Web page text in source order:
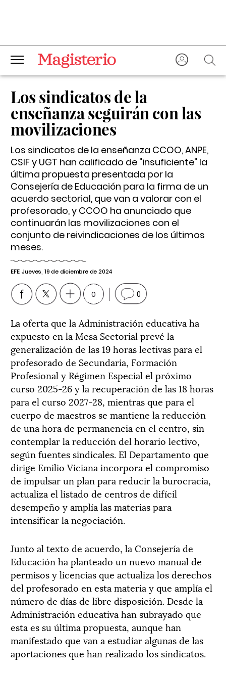
Los sindicatos de la
enseñanza seguirán con las
movilizaciones
Los sindicatos de la enseñanza CCOO, ANPE,
CSIF y UGT han calificado de "insuficiente" la
última propuesta presentada por la
Consejería de Educación para la firma de un
acuerdo sectorial, que van a valorar con el
profesorado, y CCOO ha anunciado que
continuarán las movilizaciones con el
conjunto de reivindicaciones de los últimos
meses.
EFE Jueves, 19 de diciembre de 2024
0 0
La oferta que la Administración educativa ha
expuesto en la Mesa Sectorial prevé la
generalización de las 19 horas lectivas para el
profesorado de Secundaria, Formación
Profesional y Régimen Especial el próximo
curso 2025-26 y la recuperación de las 18 horas
para el curso 2027-28, mientras que para el
cuerpo de maestros se mantiene la reducción
de una hora de permanencia en el centro, sin
contemplar la reducción del horario lectivo,
según fuentes sindicales. El Departamento que
dirige Emilio Viciana incorpora el compromiso
de impulsar un plan para reducir la burocracia,
actualiza el listado de centros de difícil
desempeño y amplía las materias para
intensificar la negociación.
Junto al texto de acuerdo, la Consejería de
Educación ha planteado un nuevo manual de
permisos y licencias que actualiza los derechos
del profesorado en esta materia y que amplía el
número de días de libre disposición. Desde la
Administración educativa han subrayado que
esta es su última propuesta, aunque han
manifestado que van a estudiar algunas de las
aportaciones que han realizado los sindicatos.